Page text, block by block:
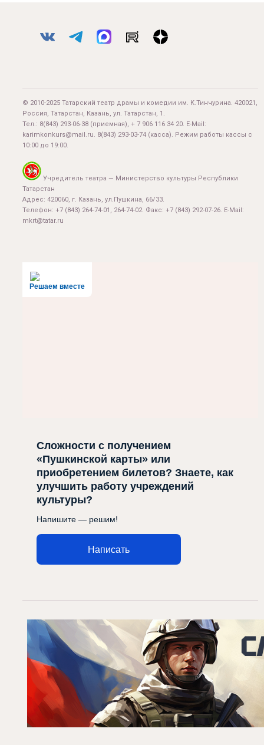
© 2010-2025 Татарский театр драмы и комедии им. К.Тинчурина. 420021,
Россия, Татарстан, Казань, ул. Татарстан, 1.
Тел.: 8(843) 293-06-38 (приемная), + 7 906 116 34 20. E-Mail:
karimkonkurs@mail.ru. 8(843) 293-03-74 (касса). Режим работы кассы с
10:00 до 19:00.
Учредитель театра — Министерство культуры Республики
Татарстан
Адрес: 420060, г. Казань, ул.Пушкина, 66/33.
Телефон: +7 (843) 264-74-01, 264-74-02. Факс: +7 (843) 292-07-26. E-Mail:
mkrt@tatar.ru
Решаем вместе
Сложности с получением
«Пушкинской карты» или
приобретением билетов? Знаете, как
улучшить работу учреждений
культуры?
Напишите — решим!
Написать